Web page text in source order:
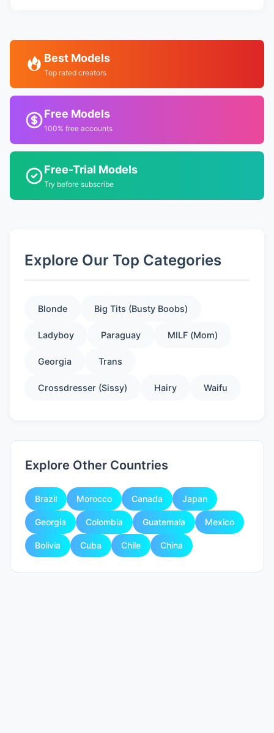
Best Models
Top rated creators
Free Models
100% free accounts
Free-Trial Models
Try before subscribe
Explore Our Top Categories
Blonde Big Tits (Busty Boobs)
Ladyboy Paraguay MILF (Mom)
Georgia Trans
Crossdresser (Sissy) Hairy Waifu
Explore Other Countries
Brazil Morocco Canada Japan
Georgia Colombia Guatemala Mexico
Bolivia Cuba Chile China